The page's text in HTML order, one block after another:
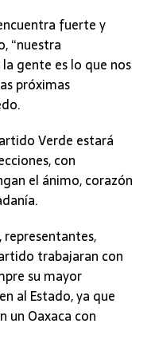
fuerte y
“nuestra
gente es lo que nos
próximas
Verde estará
con
el ánimo, corazón
representantes,
trabajaran con
su mayor
al Estado, ya que
un Oaxaca con